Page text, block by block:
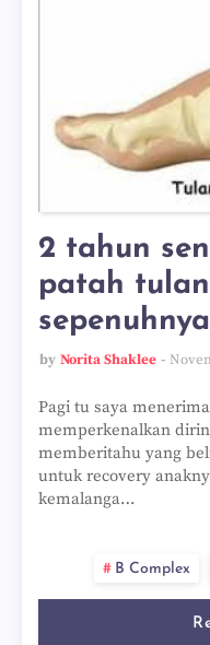
2 tahun
patah
sepenuhnya
by Norita Shaklee
Pagi tu saya
memperkenalkan
memberitahu yang
untuk recovery
kemalanga…
B Complex